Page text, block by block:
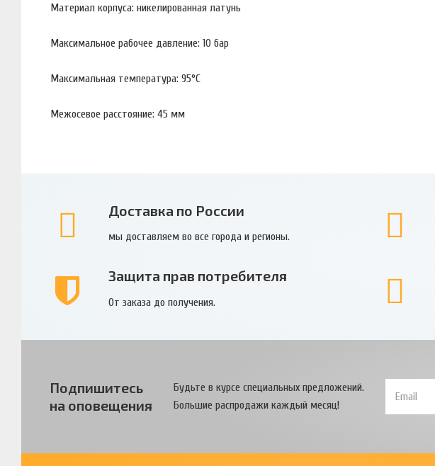
Материал корпуса: никелированная латунь
Максимальное рабочее давление: 10 бар
Максимальная температура: 95°С
Межосевое расстояние: 45 мм
Доставка по России
мы доставляем во все города и регионы.
Защита прав потребителя
От заказа до получения.
Подпишитесь
на оповещения
Будьте в курсе специальных предложений.
Большие распродажи каждый месяц!